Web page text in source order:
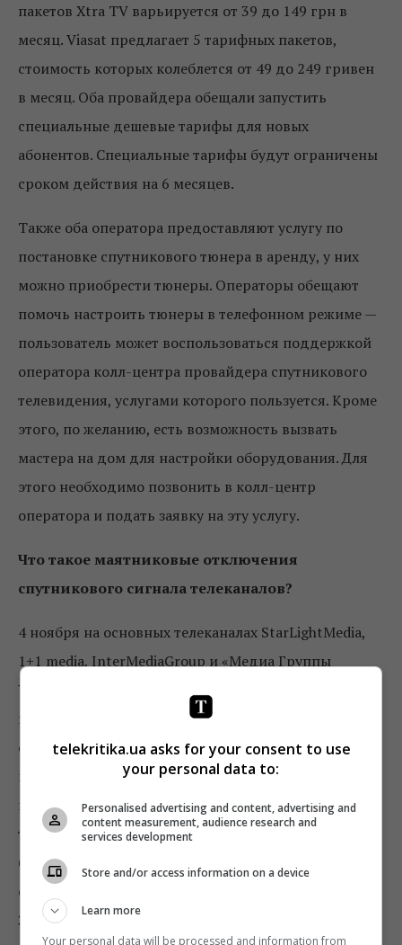
пакетов Xtra TV варьируется от 39 до 149 грн в
месяц. Viasat предлагает 5 тарифных пакетов,
стоимость которых колеблется от 49 до 249 гривен
в месяц. Оба провайдера обещали запустить
специальные дешевые тарифы для новых
абонентов. Специальные тарифы будут ограничены
сроком действия на 6 месяцев.
Также оба оператора предоставляют услугу по
постановке спутникового тюнера в аренду, у них
можно приобрести тюнеры. Операторы обещают
помочь настроить тюнеры в телефонном режиме —
пользователь может воспользоваться поддержкой
оператора колл-центра провайдера спутникового
телевидения, услугами которого пользуется. Кроме
этого, по желанию, есть возможность вызвать
мастера на дом для настройки оборудования. Для
этого необходимо позвонить в колл-центр
оператора и подать заявку на эту услугу.
Что такое маятниковые отключения
спутникового сигнала телеканалов?
4 ноября на основных телеканалах StarLightMedia,
1+1 media, InterMediaGroup и «Медиа Группы
Украина» стартовали
блэкауты —
кратковременные маятниковые отключения
спутникового сигнала.Сейчас отключения
происходят один раз за вечер в прайм-тайме и
продолжаются по 2 минуты. В это время
трансляцию изображения программ телеканалов
будет полностью закрыто черной плашкой, которая
сообщает о кодировании 20 января 2020-го.
Звуковое сопровождение эфира телеканала при
telekritika.ua asks for your consent to use
your personal data to:
Personalised advertising and content, advertising and
content measurement, audience research and
services development
Store and/or access information on a device
Learn more
Your personal data will be processed and information from